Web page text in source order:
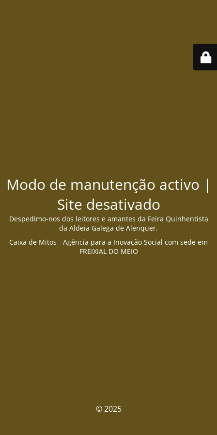
Modo de manutenção activo |
Site desativado
Despedimo-nos dos leitores e amantes da Feira Quinhentista
da Aldeia Galega de Alenquer.
Caixa de Mitos - Agência para a Inovação Social com sede em
FREIXIAL DO MEIO
© 2025